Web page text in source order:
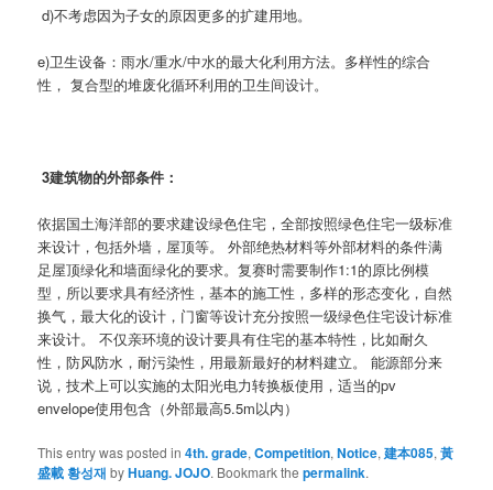
d)不考虑因为子女的原因更多的扩建用地。
e)卫生设备：雨水/重水/中水的最大化利用方法。多样性的综合
性， 复合型的堆废化循环利用的卫生间设计。
3建筑物的外部条件：
依据国土海洋部的要求建设绿色住宅，全部按照绿色住宅一级标准
来设计，包括外墙，屋顶等。 外部绝热材料等外部材料的条件满
足屋顶绿化和墙面绿化的要求。复赛时需要制作1:1的原比例模
型，所以要求具有经济性，基本的施工性，多样的形态变化，自然
换气，最大化的设计，门窗等设计充分按照一级绿色住宅设计标准
来设计。 不仅亲环境的设计要具有住宅的基本特性，比如耐久
性，防风防水，耐污染性，用最新最好的材料建立。 能源部分来
说，技术上可以实施的太阳光电力转换板使用，适当的pv
envelope使用包含（外部最高5.5m以内）
This entry was posted in4th. grade,Competition,Notice,建本085,黃
盛載 황성재 byHuang. JOJO. Bookmark thepermalink.